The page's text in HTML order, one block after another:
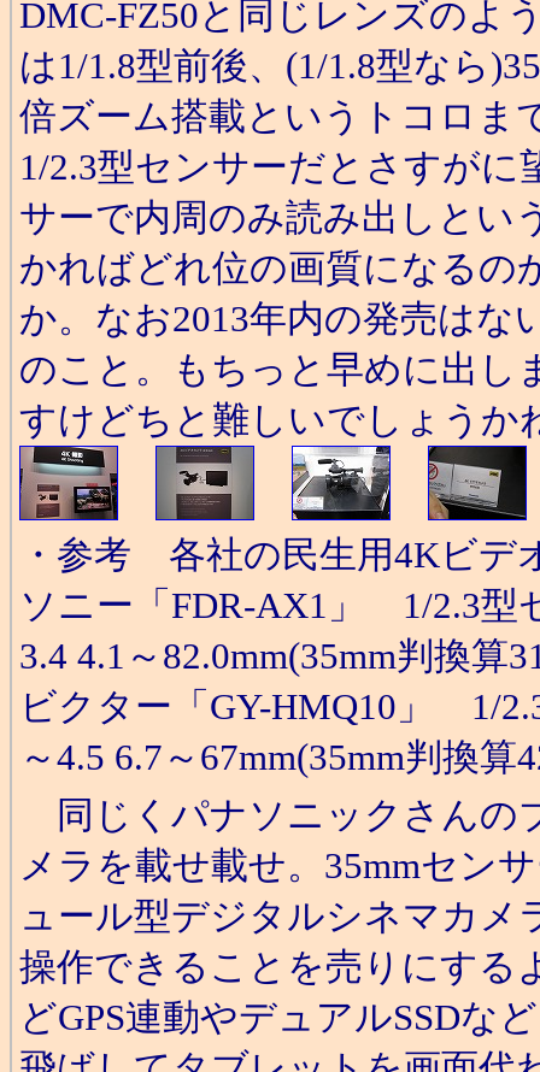
DMC-FZ50と同じレンズのよ
は1/1.8型前後、(1/1.8型なら
倍ズーム搭載というトコロま
1/2.3型センサーだとさすが
サーで内周のみ読み出しとい
かればどれ位の画質になるの
か。なお2013年内の発売はな
のこと。もちっと早めに出し
すけどちと難しいでしょうか
・参考 各社の民生用4Kビデ
ソニー「FDR-AX1」 1/2.3
3.4 4.1～82.0mm(35mm判換
ビクター「GY-HMQ10」 1/
～4.5 6.7～67mm(35mm判換
同じくパナソニックさんの
メラを載せ載せ。35mmセン
ュール型デジタルシネマカメ
操作できることを売りにする
どGPS連動やデュアルSSDな